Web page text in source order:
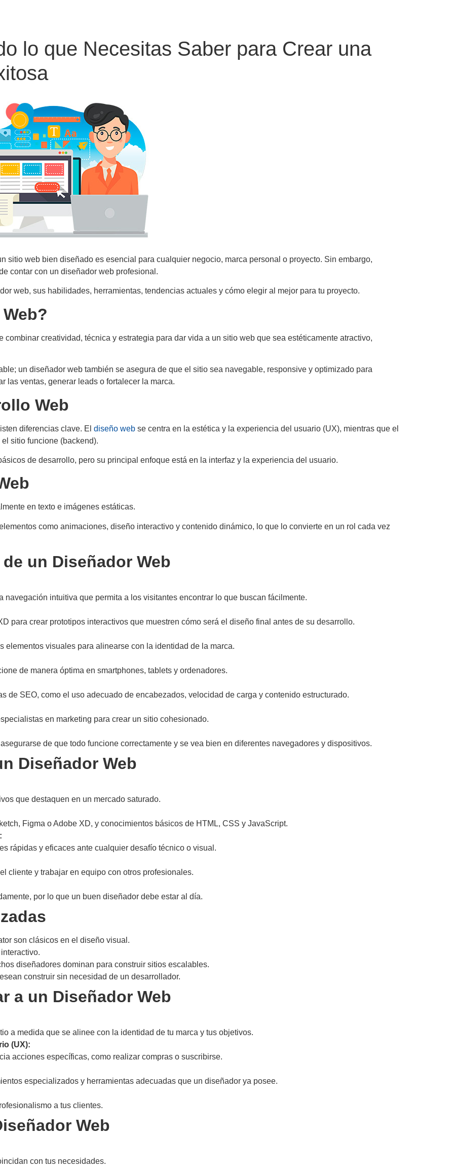
lo que Necesitas Saber para Crear una
sitio web bien diseñado es esencial para cualquier negocio, marca personal o proyecto. Sin embargo,
contar con un diseñador web profesional.
web, sus habilidades, herramientas, tendencias actuales y cómo elegir al mejor para tu proyecto.
creatividad, técnica y estrategia para dar vida a un sitio web que sea estéticamente atractivo,
un diseñador web también se asegura de que el sitio sea navegable, responsive y optimizado para
las ventas, generar leads o fortalecer la marca.
Web
diferencias clave. El diseño web se centra en la estética y la experiencia del usuario (UX), mientras que el
sitio funcione (backend).
de desarrollo, pero su principal enfoque está en la interfaz y la experiencia del usuario.
en texto e imágenes estáticas.
como animaciones, diseño interactivo y contenido dinámico, lo que lo convierte en un rol cada vez
un Diseñador Web
navegación intuitiva que permita a los visitantes encontrar lo que buscan fácilmente.
para crear prototipos interactivos que muestren cómo será el diseño final antes de su desarrollo.
elementos visuales para alinearse con la identidad de la marca.
de manera óptima en smartphones, tablets y ordenadores.
de SEO, como el uso adecuado de encabezados, velocidad de carga y contenido estructurado.
en marketing para crear un sitio cohesionado.
de que todo funcione correctamente y se vea bien en diferentes navegadores y dispositivos.
Diseñador Web
que destaquen en un mercado saturado.
Figma o Adobe XD, y conocimientos básicos de HTML, CSS y JavaScript.
rápidas y eficaces ante cualquier desafío técnico o visual.
cliente y trabajar en equipo con otros profesionales.
por lo que un buen diseñador debe estar al día.
son clásicos en el diseño visual.
diseñadores dominan para construir sitios escalables.
construir sin necesidad de un desarrollador.
a un Diseñador Web
a medida que se alinee con la identidad de tu marca y tus objetivos.
(UX):
acciones específicas, como realizar compras o suscribirse.
especializados y herramientas adecuadas que un diseñador ya posee.
a tus clientes.
Web
con tus necesidades.